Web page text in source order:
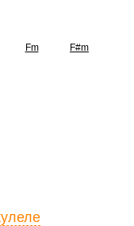
Fm
F#m